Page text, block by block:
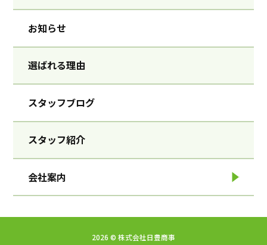
お知らせ
選ばれる理由
スタッフブログ
スタッフ紹介
会社案内
2026 ©︎ 株式会社日豊商事